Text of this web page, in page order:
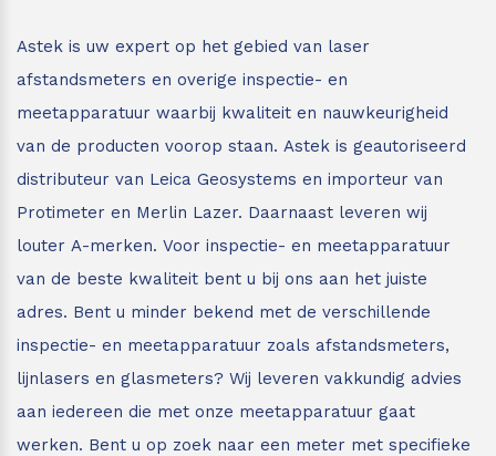
Leica Disto S910
DISTO Plan app
Accessoires
Monitoring
Accessoires
Astek is uw expert op het gebied van laser
afstandsmeters en overige inspectie- en
meetapparatuur waarbij kwaliteit en nauwkeurigheid
van de producten voorop staan. Astek is geautoriseerd
distributeur van Leica Geosystems en importeur van
Protimeter en Merlin Lazer. Daarnaast leveren wij
louter A-merken. Voor inspectie- en meetapparatuur
van de beste kwaliteit bent u bij ons aan het juiste
adres. Bent u minder bekend met de verschillende
inspectie- en meetapparatuur zoals afstandsmeters,
lijnlasers en glasmeters? Wij leveren vakkundig advies
aan iedereen die met onze meetapparatuur gaat
werken. Bent u op zoek naar een meter met specifieke